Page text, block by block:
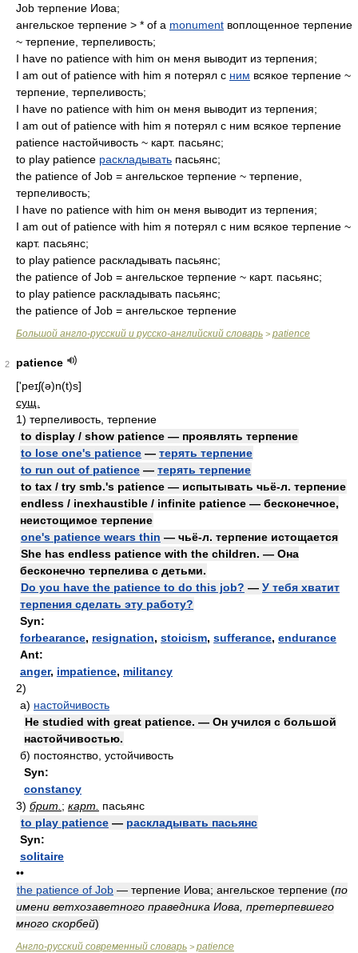
Job терпение Иова;
ангельское терпение > * of a monument воплощенное терпение
~ терпение, терпеливость;
I have no patience with him он меня выводит из терпения;
I am out of patience with him я потерял с ним всякое терпение ~
терпение, терпеливость;
I have no patience with him он меня выводит из терпения;
I am out of patience with him я потерял с ним всякое терпение
patience настойчивость ~ карт. пасьянс;
to play patience раскладывать пасьянс;
the patience of Job = ангельское терпение ~ терпение,
терпеливость;
I have no patience with him он меня выводит из терпения;
I am out of patience with him я потерял с ним всякое терпение ~
карт. пасьянс;
to play patience раскладывать пасьянс;
the patience of Job = ангельское терпение ~ карт. пасьянс;
to play patience раскладывать пасьянс;
the patience of Job = ангельское терпение
Большой англо-русский и русско-английский словарь > patience
2
patience
['peɪʃ(ə)n(t)s]
сущ.
1) терпеливость, терпение
to display / show patience — проявлять терпение
to lose one's patience — терять терпение
to run out of patience — терять терпение
to tax / try smb.'s patience — испытывать чьё-л. терпение
endless / inexhaustible / infinite patience — бесконечное,
неистощимое терпение
one's patience wears thin — чьё-л. терпение истощается
She has endless patience with the children. — Она
бесконечно терпелива с детьми.
Do you have the patience to do this job? — У тебя хватит
терпения сделать эту работу?
Syn:
forbearance, resignation, stoicism, sufferance, endurance
Ant:
anger, impatience, militancy
2)
а) настойчивость
He studied with great patience. — Он учился с большой
настойчивостью.
б) постоянство, устойчивость
Syn:
constancy
3) брит. ; карт.
пасьянс
to play patience — раскладывать пасьянс
Syn:
solitaire
••
the patience of Job — терпение Иова; ангельское терпение (по
имени ветхозаветного праведника Иова, претерпевшего
много скорбей)
Англо-русский современный словарь > patience